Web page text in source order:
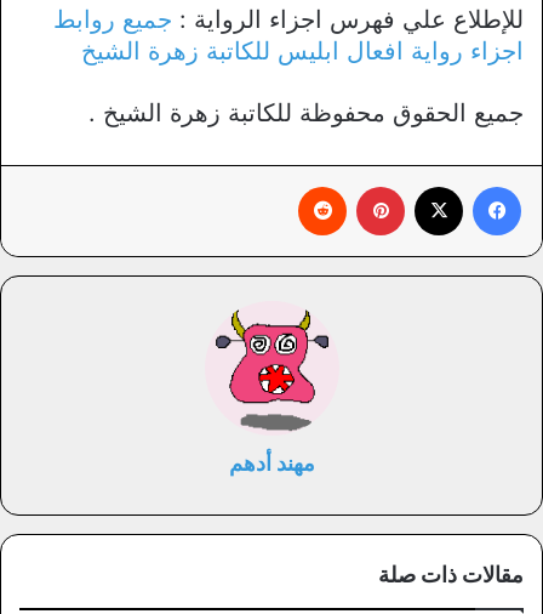
للإطلاع علي فهرس اجزاء الرواية : جميع روابط
اجزاء رواية افعال ابليس للكاتبة زهرة الشيخ
جميع الحقوق محفوظة للكاتبة زهرة الشيخ .
مهند أدهم
مقالات ذات صلة